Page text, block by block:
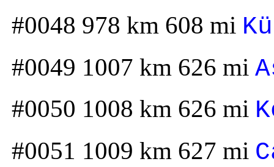
#0048 978 km 608 mi
#0049 1007 km 626 mi
#0050 1008 km 626 mi
#0051 1009 km 627 mi